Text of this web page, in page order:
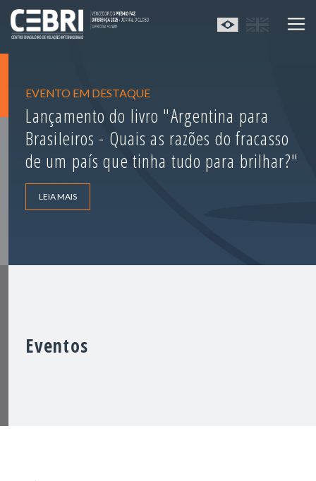
EVENTO EM DESTAQUE
Lançamento do livro "Argentina para
Brasileiros - Quais as razões do fracasso
de um país que tinha tudo para brilhar?"
LEIA MAIS
Eventos